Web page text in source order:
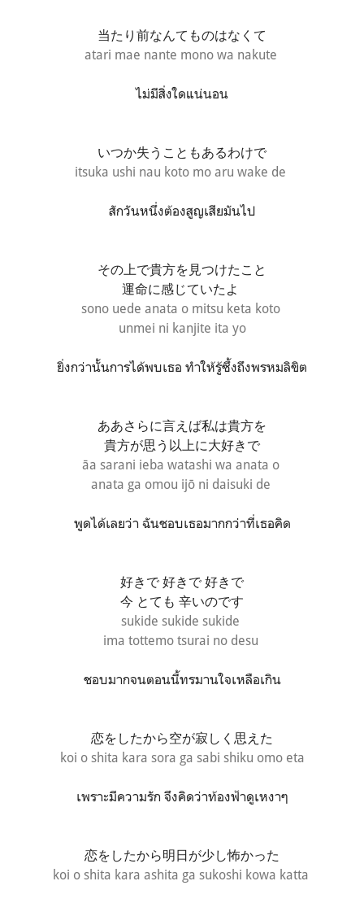
当たり前なんてものはなくて
atari mae nante mono wa nakute
ไม่มีสิ่งใดแน่นอน
いつか失うこともあるわけで
itsuka ushi nau koto mo aru wake de
สักวันหนึ่งต้องสูญเสียมันไป
その上で貴方を見つけたこと
運命に感じていたよ
sono uede anata o mitsu keta koto
unmei ni kanjite ita yo
ยิ่งกว่านั้นการได้พบเธอ ทำให้รู้ซึ้งถึงพรหมลิขิต
ああさらに言えば私は貴方を
貴方が思う以上に大好きで
āa sarani ieba watashi wa anata o
anata ga omou ijō ni daisuki de
พูดได้เลยว่า ฉันชอบเธอมากกว่าที่เธอคิด
好きで 好きで 好きで
今 とても 辛いのです
sukide sukide sukide
ima tottemo tsurai no desu
ชอบมากจนตอนนี้ทรมานใจเหลือเกิน
恋をしたから空が寂しく思えた
koi o shita kara sora ga sabi shiku omo eta
เพราะมีความรัก จึงคิดว่าท้องฟ้าดูเหงาๆ
恋をしたから明日が少し怖かった
koi o shita kara ashita ga sukoshi kowa katta